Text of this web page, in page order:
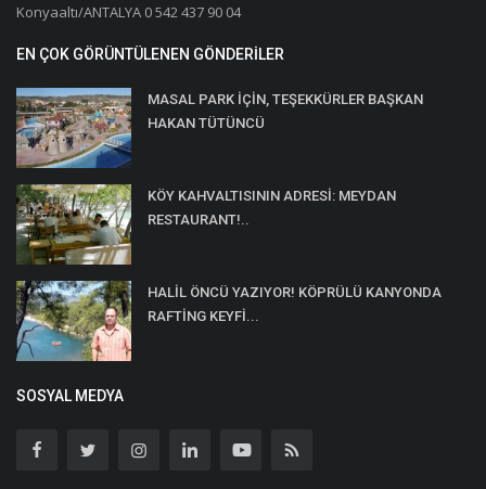
Konyaaltı/ANTALYA 0 542 437 90 04
EN ÇOK GÖRÜNTÜLENEN GÖNDERILER
MASAL PARK İÇİN, TEŞEKKÜRLER BAŞKAN
HAKAN TÜTÜNCÜ
KÖY KAHVALTISININ ADRESİ: MEYDAN
RESTAURANT!..
HALİL ÖNCÜ YAZIYOR! KÖPRÜLÜ KANYONDA
RAFTİNG KEYFİ...
SOSYAL MEDYA